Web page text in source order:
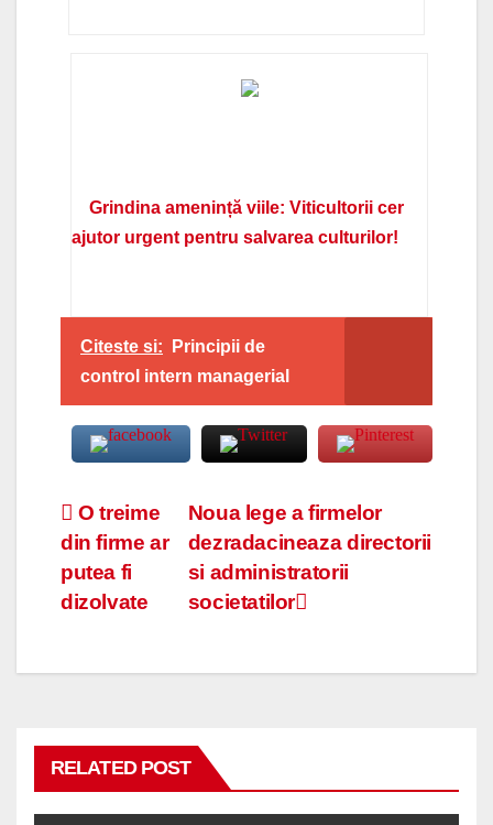
Grindina amenință viile: Viticultorii cer
ajutor urgent pentru salvarea culturilor!
Citeste si:
Principii de
control intern managerial
Navigare
în
articole
Noua lege a firmelor
dezradacineaza directorii
si administratorii
societatilor
O treime
din firme ar
putea fi
dizolvate
RELATED POST